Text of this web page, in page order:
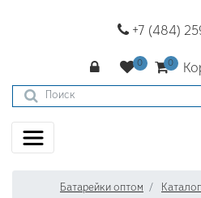
+7 (484)
Батарейки оптом